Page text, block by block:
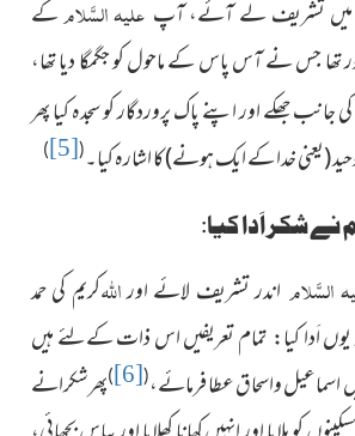
میں تشریف لے آئے، آپ علیہ السَّلامکے
تھا جس نے آس پاس کے ماحول کو جگمگا دیا تھا،
جانب جھکے اور اپنے پاک پروردگار کو سجدہ کیا پھر
(یعنی خدا کے ایک ہونے) کا اشارہ کیا۔(
[5]
)
شکر اَدا کیا:
السَّلام اندر تشریف لائے اوراللہکریم کی حمد
یوں اَدا کیا: تمام تعریفیں اس ذات کےلئے ہیں
واسحاق عطا فرمائے،(
[6]
)پھرشکرانے